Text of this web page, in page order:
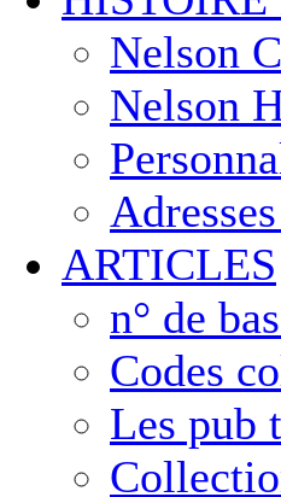
Nelson
Nelson
ARTICLES
n° de
Codes
Les pub